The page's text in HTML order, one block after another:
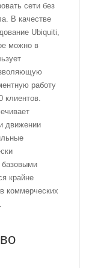
сети без
В качестве
Ubiquiti,
можно в
работу
клиентов.
движении
крайне
коммерческих